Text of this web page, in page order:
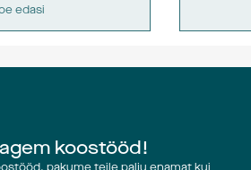
edasi
starting out
events.
koostööd!